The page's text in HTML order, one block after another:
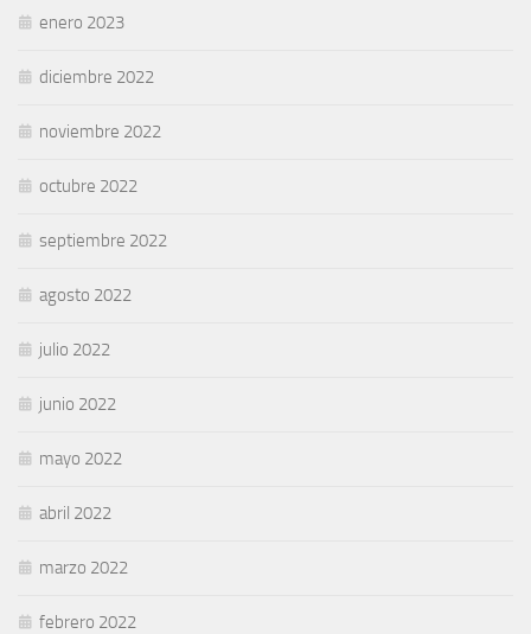
enero 2023
diciembre 2022
noviembre 2022
octubre 2022
septiembre 2022
agosto 2022
julio 2022
junio 2022
mayo 2022
abril 2022
marzo 2022
febrero 2022